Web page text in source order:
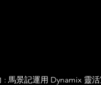
馬景記運用 Dynamix 靈